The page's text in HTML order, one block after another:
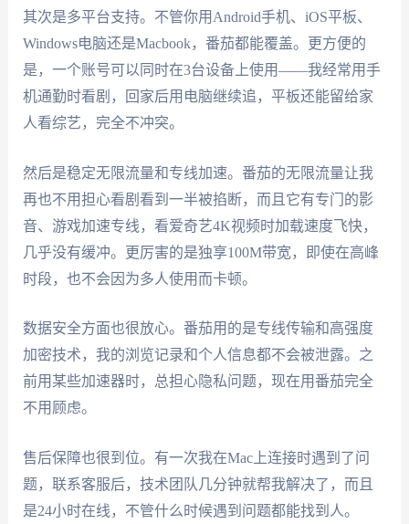
其次是多平台支持。不管你用Android手机、iOS平板、
Windows电脑还是Macbook，番茄都能覆盖。更方便的
是，一个账号可以同时在3台设备上使用——我经常用手
机通勤时看剧，回家后用电脑继续追，平板还能留给家
人看综艺，完全不冲突。
然后是稳定无限流量和专线加速。番茄的无限流量让我
再也不用担心看剧看到一半被掐断，而且它有专门的影
音、游戏加速专线，看爱奇艺4K视频时加载速度飞快，
几乎没有缓冲。更厉害的是独享100M带宽，即使在高峰
时段，也不会因为多人使用而卡顿。
数据安全方面也很放心。番茄用的是专线传输和高强度
加密技术，我的浏览记录和个人信息都不会被泄露。之
前用某些加速器时，总担心隐私问题，现在用番茄完全
不用顾虑。
售后保障也很到位。有一次我在Mac上连接时遇到了问
题，联系客服后，技术团队几分钟就帮我解决了，而且
是24小时在线，不管什么时候遇到问题都能找到人。